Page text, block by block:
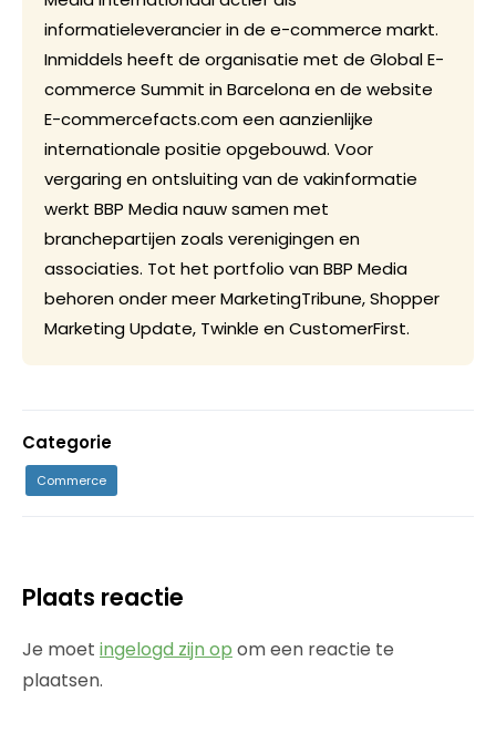
informatieleverancier in de e-commerce markt.
Inmiddels heeft de organisatie met de Global E-
commerce Summit in Barcelona en de website
E-commercefacts.com een aanzienlijke
internationale positie opgebouwd. Voor
vergaring en ontsluiting van de vakinformatie
werkt BBP Media nauw samen met
branchepartijen zoals verenigingen en
associaties. Tot het portfolio van BBP Media
behoren onder meer MarketingTribune, Shopper
Marketing Update, Twinkle en CustomerFirst.
Categorie
Commerce
Plaats reactie
Je moet ingelogd zijn op om een reactie te
plaatsen.